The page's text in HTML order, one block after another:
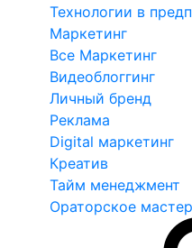
Технологии в
Маркетинг
Все Маркетинг
Видеоблоггинг
Личный бренд
Реклама
Digital маркетинг
Креатив
Тайм менеджмент
Ораторское